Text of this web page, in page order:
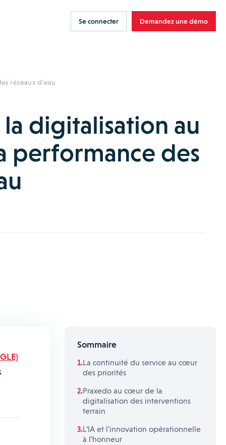
Se connecter Demandez une démo
réseaux d’eau
la digitalisation au
performance des
Sommaire
La continuité du service au cœur
des priorités
Praxedo au cœur de la
digitalisation des interventions
terrain
L’IA et l'innovation opérationnelle
à l’honneur